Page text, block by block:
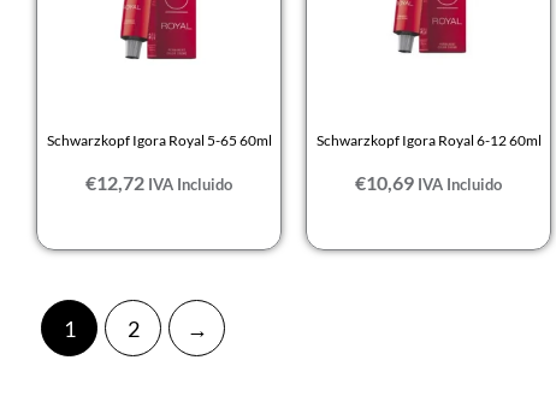
Schwarzkopf Igora Royal 5-65 60ml
€12,72 IVA Incluido
Schwarzkopf Igora Royal 6-12 60ml
€10,69 IVA Incluido
1 2 →